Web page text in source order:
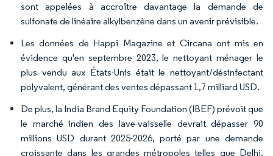
sont appelées à accroître davantage la demande de
sulfonate de linéaire alkylbenzène dans un avenir prévisible.
Les données de Happi Magazine et Circana ont mis en
évidence qu'en septembre 2023, le nettoyant ménager le
plus vendu aux États-Unis était le nettoyant/désinfectant
polyvalent, générant des ventes dépassant 1,7 milliard USD.
De plus, la India Brand Equity Foundation (IBEF) prévoit que
le marché indien des lave-vaisselle devrait dépasser 90
millions USD durant 2025-2026, porté par une demande
croissante dans les grandes métropoles telles que Delhi,